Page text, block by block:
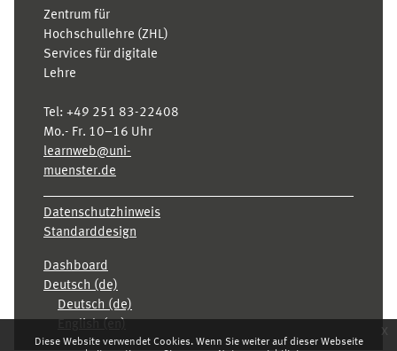
Diese Website verwendet Cookies. Wenn Sie weiter auf dieser Webseite
x
Zentrum für
Hochschullehre (ZHL)
Services für digitale
Lehre
Tel: +49 251 83-22408
Mo.- Fr. 10–16 Uhr
learnweb@uni-
muenster.de
Datenschutzhinweis
Standarddesign
Dashboard
Deutsch ‎(de)‎
Deutsch ‎(de)‎